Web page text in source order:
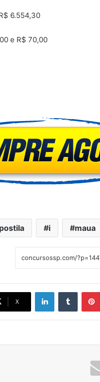
6.554,30
e R$ 70,00
i maua
X
LinkedinTumblr